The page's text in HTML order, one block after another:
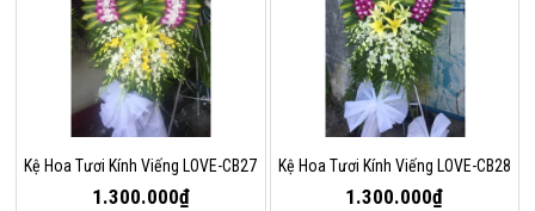
Kệ Hoa Tươi Kính Viếng LOVE-CB27
1.300.000₫
Kệ Hoa Tươi Kính Viếng LOVE-CB28
1.300.000₫